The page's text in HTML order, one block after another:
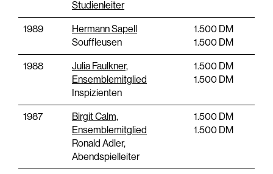
Studienleiter
1989
Hermann Sapell
Souffleusen
1.500 DM
1.500 DM
1988
Julia Faulkner,
Ensemblemitglied
Inspizienten
1.500 DM
1.500 DM
1987
Birgit Calm,
Ensemblemitglied
Ronald Adler,
Abendspielleiter
1.500 DM
1.500 DM